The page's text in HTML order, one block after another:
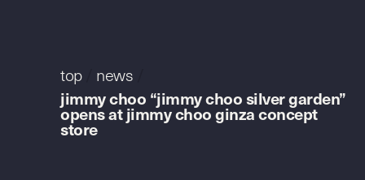
top/ news
jimmy choo “jimmy choo silver garden”
opens at jimmy choo ginza concept
store